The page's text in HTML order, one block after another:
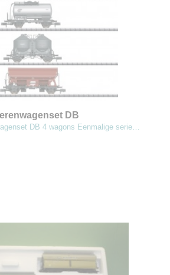
DB
DB 4 wagons Eenmalige serie…